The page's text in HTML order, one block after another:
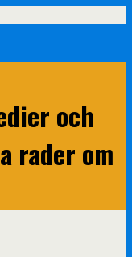
och
rader om